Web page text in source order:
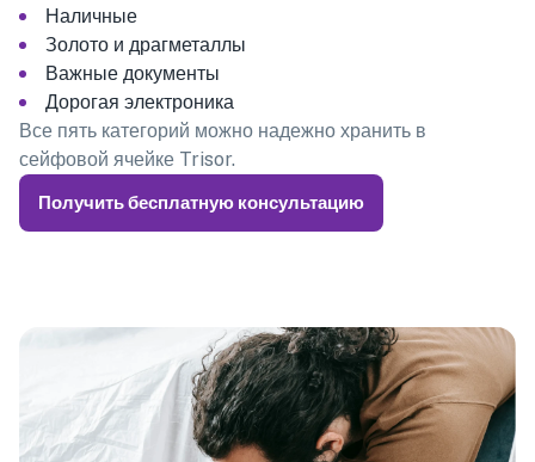
Наличные
Золото и драгметаллы
Важные документы
Дорогая электроника
Все пять категорий можно надежно хранить в
сейфовой ячейке Trisor.
Получить бесплатную консультацию